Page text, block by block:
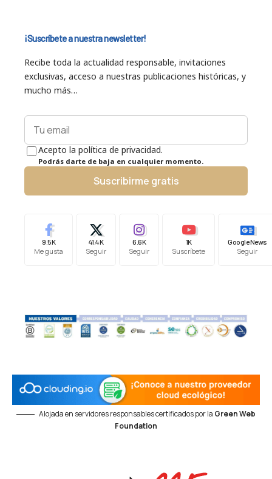
¡Suscríbete a nuestra newsletter!
Recibe toda la actualidad responsable, invitaciones
exclusivas, acceso a nuestras publicaciones históricas, y
mucho más…
Acepto la política de privacidad.
Podrás darte de baja en cualquier momento.
Suscribirme gratis
9.5K
Me gusta
41.4K
Seguir
6.6K
Seguir
1K
Suscríbete
Google News
Seguir
Alojada en servidores responsables certificados por la Green Web
Foundation